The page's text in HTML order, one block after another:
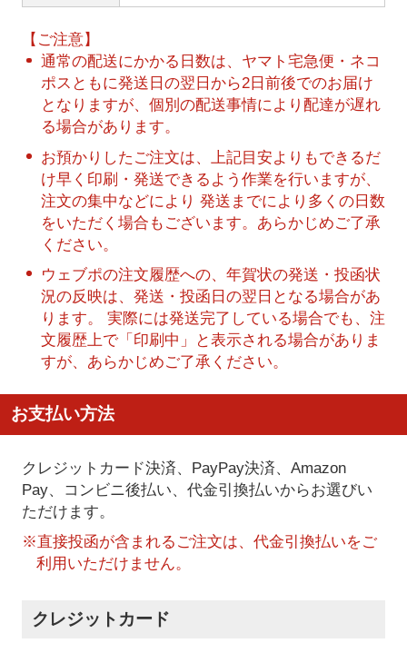
【ご注意】
通常の配送にかかる日数は、ヤマト宅急便・ネコ
ポスともに発送日の翌日から2日前後でのお届け
となりますが、個別の配送事情により配達が遅れ
る場合があります。
お預かりしたご注文は、上記目安よりもできるだ
け早く印刷・発送できるよう作業を行いますが、
注文の集中などにより 発送までにより多くの日数
をいただく場合もございます。あらかじめご了承
ください。
ウェブポの注文履歴への、年賀状の発送・投函状
況の反映は、発送・投函日の翌日となる場合があ
ります。 実際には発送完了している場合でも、注
文履歴上で「印刷中」と表示される場合がありま
すが、あらかじめご了承ください。
お支払い方法
クレジットカード決済、PayPay決済、Amazon
Pay、コンビニ後払い、代金引換払いからお選びい
ただけます。
※直接投函が含まれるご注文は、代金引換払いをご
利用いただけません。
クレジットカード